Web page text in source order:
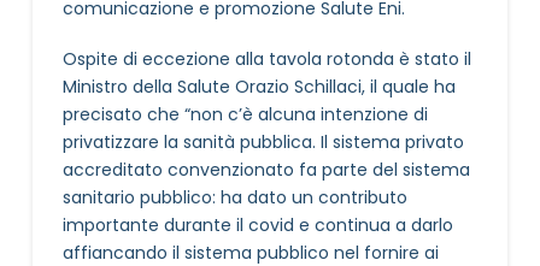
comunicazione e promozione Salute Eni.
Ospite di eccezione alla tavola rotonda è stato il
Ministro della Salute Orazio Schillaci, il quale ha
precisato che “non c’è alcuna intenzione di
privatizzare la sanità pubblica. Il sistema privato
accreditato convenzionato fa parte del sistema
sanitario pubblico: ha dato un contributo
importante durante il covid e continua a darlo
affiancando il sistema pubblico nel fornire ai